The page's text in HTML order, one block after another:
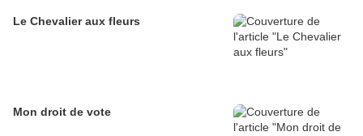
Le Chevalier aux fleurs
Mon droit de vote